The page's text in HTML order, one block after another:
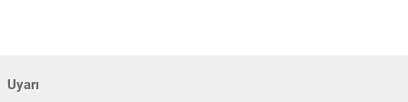
Uyarı